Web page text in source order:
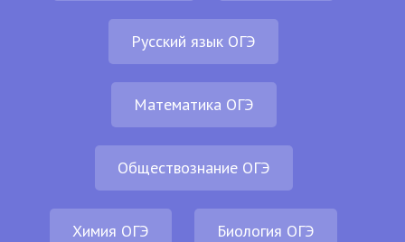
Русский язык ОГЭ
Математика ОГЭ
Обществознание ОГЭ
Химия ОГЭ Биология ОГЭ